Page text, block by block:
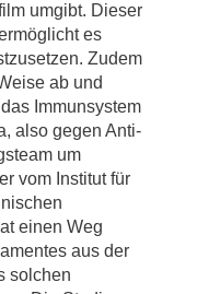
umgibt. Dieser
es
Zudem
ab und
Immunsystem
also gegen Anti-
um
vom Institut für
einen Weg
aus der
solchen